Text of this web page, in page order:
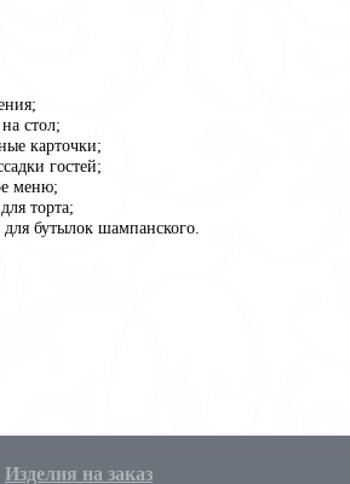
стол;
карточки;
гостей;
меню;
торта;
для бутылок шампанского.
Изделия на заказ